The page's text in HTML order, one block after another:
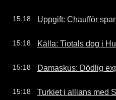
15:18 Uppgift: Chaufför
15:18 Källa: Tiotals dog i
15:18 Damaskus: Dödlig
15:18 Turkiet i allians med